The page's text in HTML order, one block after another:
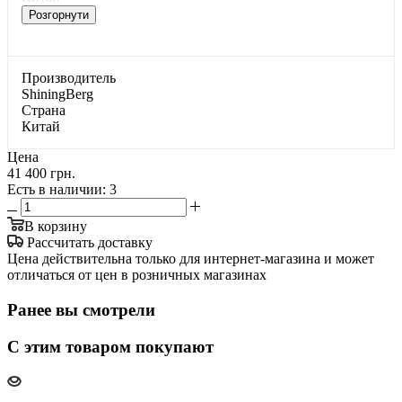
Розгорнути
Производитель
ShiningBerg
Страна
Китай
Цена
41 400 грн.
Есть в наличии: 3
В корзину
Рассчитать доставку
Цена действительна только для интернет-магазина и может
отличаться от цен в розничных магазинах
Ранее вы смотрели
С этим товаром покупают